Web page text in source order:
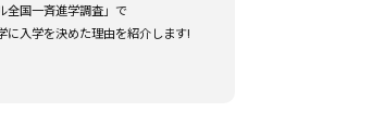
全国一斉進学調査」で
に入学を決めた理由を紹介します!